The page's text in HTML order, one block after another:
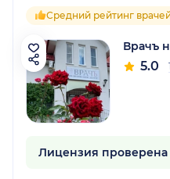
Средний рейтинг
Врачъ
5.0
Лицензия проверена